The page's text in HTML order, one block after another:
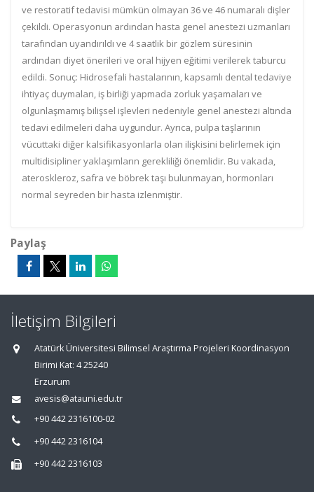
ve restoratif tedavisi mümkün olmayan 36 ve 46 numaralı dişler
çekildi. Operasyonun ardından hasta genel anestezi uzmanları
tarafından uyandırıldı ve 4 saatlik bir gözlem süresinin
ardından diyet önerileri ve oral hijyen eğitimi verilerek taburcu
edildi. Sonuç: Hidrosefali hastalarının, kapsamlı dental tedaviye
ihtiyaç duymaları, iş birliği yapmada zorluk yaşamaları ve
olgunlaşmamış bilişsel işlevleri nedeniyle genel anestezi altında
tedavi edilmeleri daha uygundur. Ayrıca, pulpa taşlarının
vücuttaki diğer kalsifikasyonlarla olan ilişkisini belirlemek için
multidisipliner yaklaşımların gerekliliği önemlidir. Bu vakada,
ateroskleroz, safra ve böbrek taşı bulunmayan, hormonları
normal seyreden bir hasta izlenmiştir.
Paylaş
İletişim Bilgileri
Atatürk Üniversitesi Bilimsel Araştırma Projeleri Koordinasyon
Birimi Kat: 4 25240
Erzurum
avesis@atauni.edu.tr
+90 442 2316100-02
+90 442 2316104
+90 442 2316103